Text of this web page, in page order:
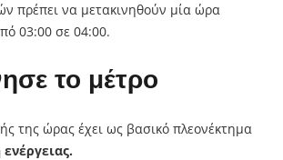
πρέπει να μετακινηθούν μία ώρα
03:00 σε 04:00.
το μέτρο
της ώρας έχει ως βασικό πλεονέκτημα